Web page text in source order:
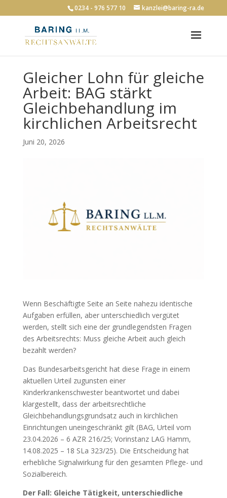
0234 - 976 577 10 kanzlei@baring-ra.de
Gleicher Lohn für gleiche
Arbeit: BAG stärkt
Gleichbehandlung im
kirchlichen Arbeitsrecht
Juni 20, 2026
Wenn Beschäftigte Seite an Seite nahezu identische
Aufgaben erfüllen, aber unterschiedlich vergütet
werden, stellt sich eine der grundlegendsten Fragen
des Arbeitsrechts: Muss gleiche Arbeit auch gleich
bezahlt werden?
Das Bundesarbeitsgericht hat diese Frage in einem
aktuellen Urteil zugunsten einer
Kinderkrankenschwester beantwortet und dabei
klargestellt, dass der arbeitsrechtliche
Gleichbehandlungsgrundsatz auch in kirchlichen
Einrichtungen uneingeschränkt gilt (BAG, Urteil vom
23.04.2026 – 6 AZR 216/25; Vorinstanz LAG Hamm,
14.08.2025 – 18 SLa 323/25). Die Entscheidung hat
erhebliche Signalwirkung für den gesamten Pflege- und
Sozialbereich.
Der Fall: Gleiche Tätigkeit, unterschiedliche